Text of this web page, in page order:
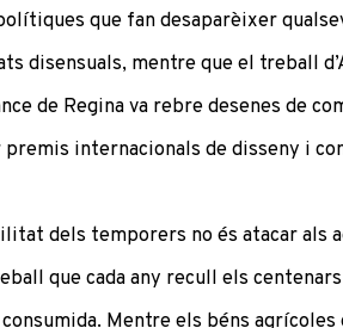
que fan desaparèixer
disensuals, mentre que el treball
de Regina va rebre desenes de
premis internacionals de disseny i
dels temporers no és atacar als
que cada any recull els
Mentre els béns